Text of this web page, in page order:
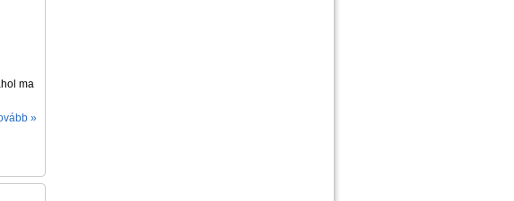
ma
»